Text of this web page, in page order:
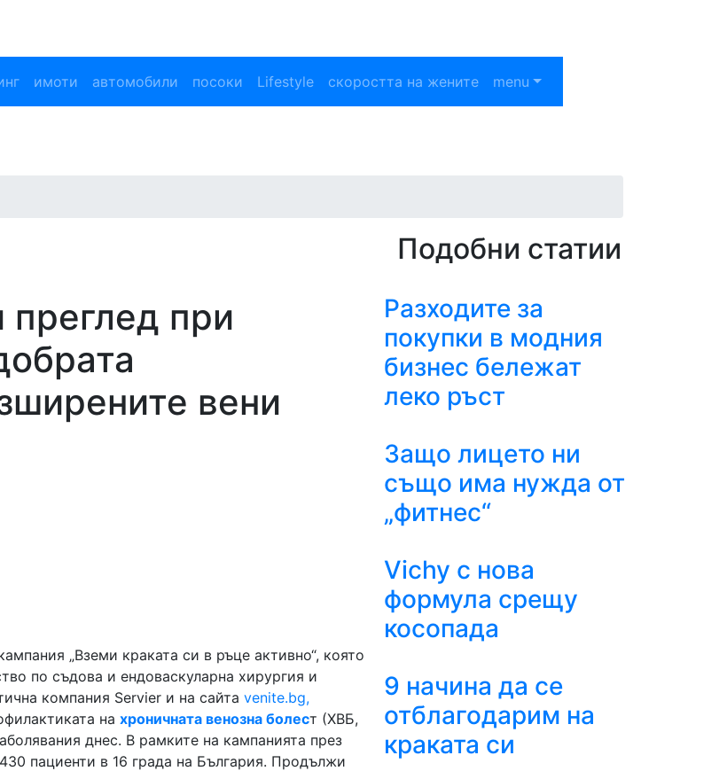
имоти автомобили посоки Lifestyle скоростта на жените menu
при
вени
„Вземи краката си в ръце активно“, която
по съдова и ендоваскуларна хирургия и
компания Servier и на сайта venite.bg,
на хроничната венозна болест (ХВБ,
днес. В рамките на кампанията през
пациенти в 16 града на България. Продължи
Подобни статии
Разходите за
покупки в модния
бизнес бележат
леко ръст
Защо лицето ни
също има нужда от
„фитнес“
Vichy с нова
формула срещу
косопада
9 начина да се
отблагодарим на
краката си